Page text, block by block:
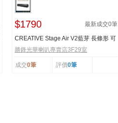
$1790 最新成交0筆
CREATIVE Stage Air V2藍芽 長條形 可
充電 電腦喇叭
勝鋒光華喇叭專賣店3F29室
成交0筆 評價0筆